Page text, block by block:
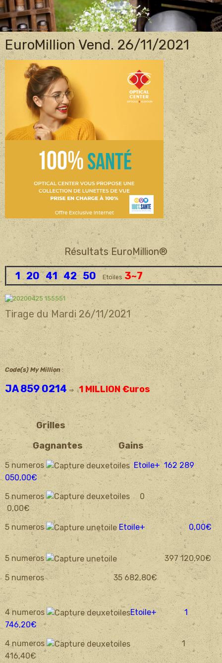
EuroMillion Vend. 26/11/2021
Résultats EuroMillion®
Tirage du Mardi 26/11/2021
1 20 41 42 50 Etoiles 3~7
Code(s) My Million :
JA 859 0214 ⇒ 1 MILLION €uros
Grilles
Gagnantes Gains
5 numeros
Etoile+ 162 289
050,00€
5 numeros
0
0,00€
5 numeros
Etoile+ 0,00€
5 numeros 397 120,90€
5 numeros 35 682,80€
4 numeros
Etoile+ 1
746,20€
4 numeros
1
416,40€